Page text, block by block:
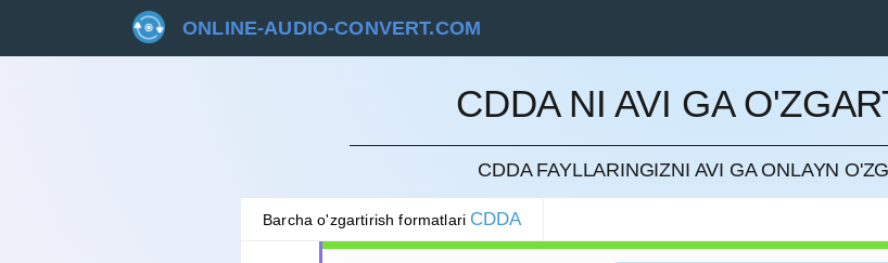
ONLINE-AUDIO-CONVERT.COM
CDDA NI AVI GA
CDDA FAYLLARINGIZNI AVI GA ONLAYN
Barcha o'zgartirish formatlari CDDA
BEKOR QILISH